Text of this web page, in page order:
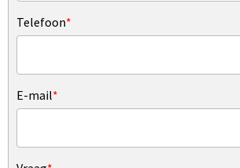
Telefoon*
E-mail*